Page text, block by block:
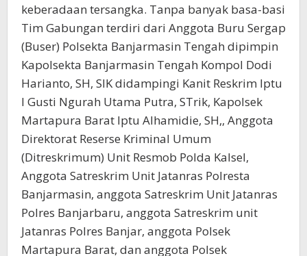
keberadaan tersangka. Tanpa banyak basa-basi
Tim Gabungan terdiri dari Anggota Buru Sergap
(Buser) Polsekta Banjarmasin Tengah dipimpin
Kapolsekta Banjarmasin Tengah Kompol Dodi
Harianto, SH, SIK didampingi Kanit Reskrim Iptu
I Gusti Ngurah Utama Putra, STrik, Kapolsek
Martapura Barat Iptu Alhamidie, SH,, Anggota
Direktorat Reserse Kriminal Umum
(Ditreskrimum) Unit Resmob Polda Kalsel,
Anggota Satreskrim Unit Jatanras Polresta
Banjarmasin, anggota Satreskrim Unit Jatanras
Polres Banjarbaru, anggota Satreskrim unit
Jatanras Polres Banjar, anggota Polsek
Martapura Barat, dan anggota Polsek